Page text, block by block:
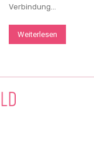
Verbindung...
Weiterlesen